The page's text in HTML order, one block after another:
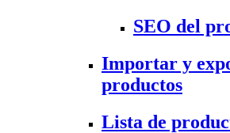
SEO del
Importar y
productos
Lista de